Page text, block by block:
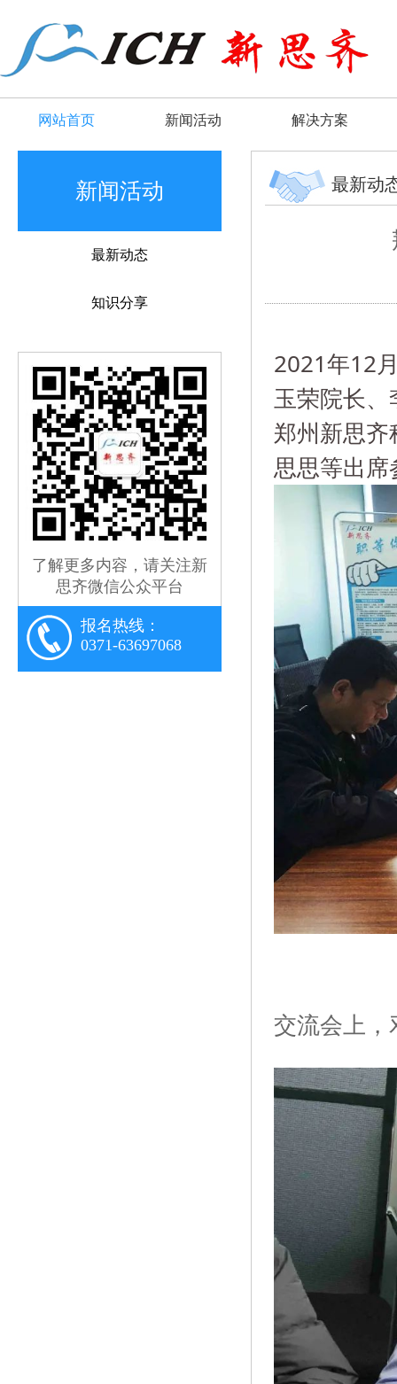
网站首页 新闻活动 解决方案
新闻活动
最新动态
知识分享
了解更多内容，请关注新
思齐微信公众平台
报名热线：
0371-63697068
最新动
2021年12
玉荣院长
郑州新思
思思等出
交流会上，